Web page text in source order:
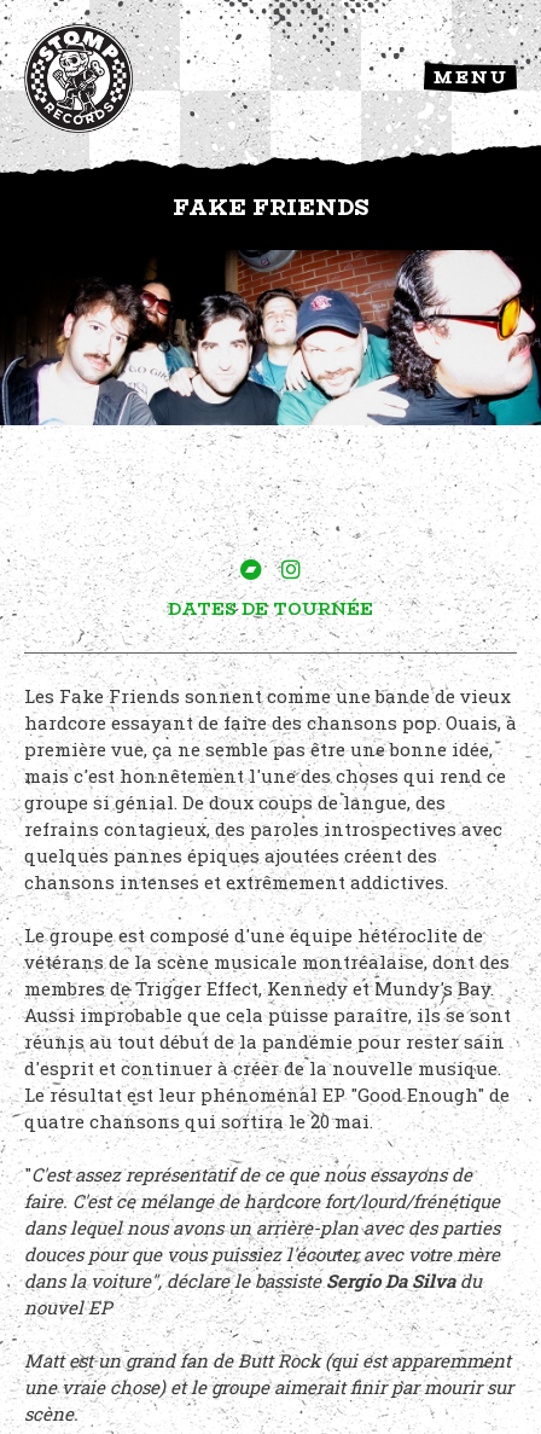
MENU
FAKE FRIENDS
DATES DE TOURNÉE
Les Fake Friends sonnent comme une bande de vieux
hardcore essayant de faire des chansons pop. Ouais, à
première vue, ça ne semble pas être une bonne idée,
mais c'est honnêtement l'une des choses qui rend ce
groupe si génial. De doux coups de langue, des
refrains contagieux, des paroles introspectives avec
quelques pannes épiques ajoutées créent des
chansons intenses et extrêmement addictives.
Le groupe est composé d'une équipe hétéroclite de
vétérans de la scène musicale montréalaise, dont des
membres de Trigger Effect, Kennedy et Mundy's Bay.
Aussi improbable que cela puisse paraître, ils se sont
réunis au tout début de la pandémie pour rester sain
d'esprit et continuer à créer de la nouvelle musique.
Le résultat est leur phénoménal EP "Good Enough" de
quatre chansons qui sortira le 20 mai.
"C'est assez représentatif de ce que nous essayons de
faire. C'est ce mélange de hardcore fort/lourd/frénétique
dans lequel nous avons un arrière-plan avec des parties
douces pour que vous puissiez l'écouter avec votre mère
dans la voiture", déclare le bassisteSergio Da Silvadu
nouvel EP
Matt est un grand fan de Butt Rock (qui est apparemment
une vraie chose) et le groupe aimerait finir par mourir sur
scène.